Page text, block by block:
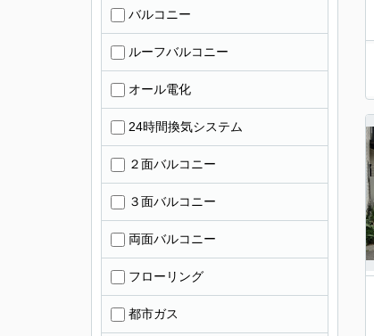
バルコニー
ルーフバルコニー
オール電化
24時間換気システム
２面バルコニー
３面バルコニー
両面バルコニー
フローリング
都市ガス